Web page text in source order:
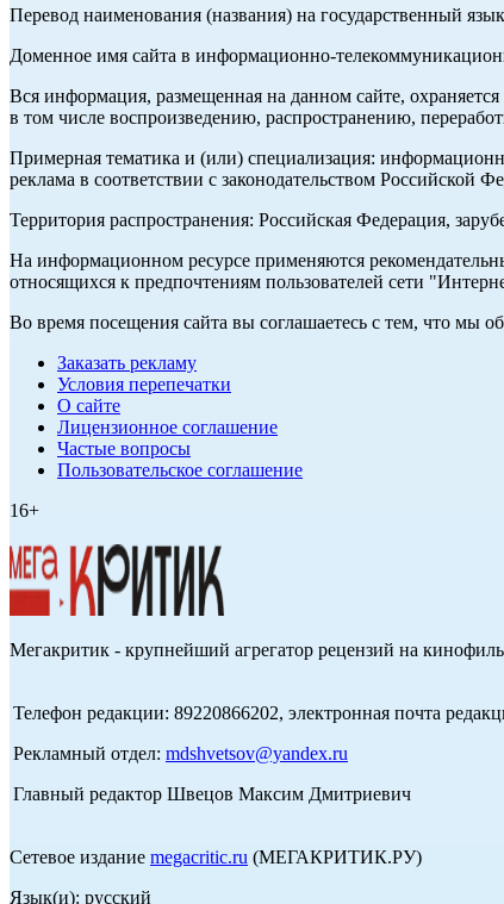
Перевод наименования (названия) на государственный
Доменное имя сайта в информационно-
Вся информация, размещенная на данном сайте,
в том числе воспроизведению, распространению,
Примерная тематика и (или) специализация:
реклама в соответствии с законодательством Российской
Территория распространения: Российская Федерация,
На информационном ресурсе применяются
относящихся к предпочтениям пользователей сети
Во время посещения сайта вы соглашаетесь с тем, что мы
Заказать рекламу
Условия перепечатки
О сайте
Лицензионное соглашение
Частые вопросы
Пользовательское соглашение
16+
Мегакритик - крупнейший агрегатор рецензий на
Телефон редакции: 89220866202, электронная почта
Рекламный отдел: mdshvetsov@yandex.ru
Главный редактор Швецов Максим Дмитриевич
Сетевое издание megacritic.ru (МЕГАКРИТИК.РУ)
Язык(и): русский